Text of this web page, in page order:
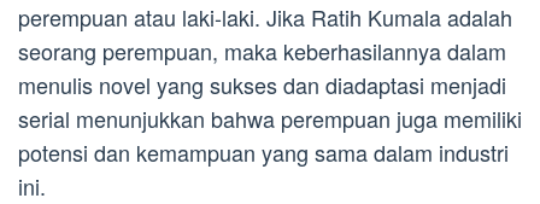
perempuan atau laki-laki. Jika Ratih Kumala adalah
seorang perempuan, maka keberhasilannya dalam
menulis novel yang sukses dan diadaptasi menjadi
serial menunjukkan bahwa perempuan juga memiliki
potensi dan kemampuan yang sama dalam industri
ini.